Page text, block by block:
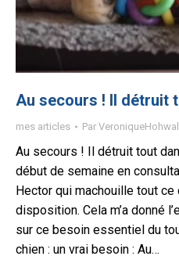
Au secours ! Il détruit
mes articles Par
Au secours ! Il détruit tout
début de semaine en
Hector qui machouille tout ce
disposition. Cela m’a donné
sur ce besoin essentiel du
chien : un vrai besoin : Au…